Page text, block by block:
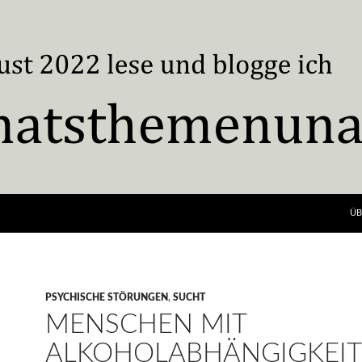
PSYCHISCHE STÖRUNGEN, SUCHT
MENSCHEN MIT
ALKOHOLABHÄNGIGKEIT